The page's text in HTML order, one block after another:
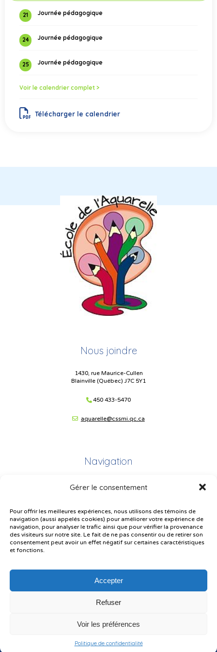
Gérer le consentement
Pour offrir les meilleures expériences, nous utilisons des témoins de
navigation (aussi appelés cookies) pour améliorer votre expérience de
navigation, pour analyser le trafic ainsi que pour vérifier la provenance
des visiteurs sur notre site. Le fait de ne pas consentir ou de retirer son
consentement peut avoir un effet négatif sur certaines caractéristiques
et fonctions.
Accepter
Refuser
Voir les préférences
Politique de confidentialité
21 Journée pédagogique
24 Journée pédagogique
25 Journée pédagogique
Voir le calendrier complet >
Télécharger le calendrier
Nous joindre
1430, rue Maurice-Cullen
Blainville (Québec) J7C 5Y1
450 433-5470
aquarelle@cssmi.qc.ca
Navigation
Plan du site
Plainte – service à l’élève
Politique de confidentialité
Le CSSMI autorise certaines intelligences artificielles contrôlées et
pourraient avoir été utilisés pour soutenir la rédaction de ce contenu.